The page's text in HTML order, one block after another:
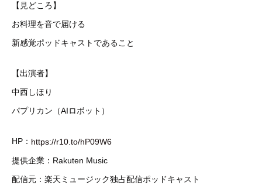
【見どころ】
お料理を音で届ける
新感覚ポッドキャストであること
【出演者】
中西しほり
パプリカン（AIロボット）
HP： https://r10.to/hP09W6
提供企業：Rakuten Music
配信元：楽天ミュージック独占配信ポッドキャスト